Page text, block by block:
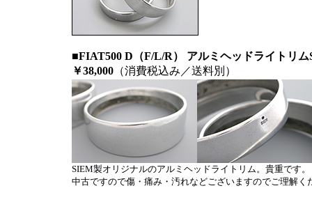
■FIAT500 D（F/L/R） アルミヘッドライトリ
￥38,000（消費税込み／送料別）
SIEM製オリジナルのアルミヘッドライトリム。貴重です。
中古ですので傷・痛み・汚れなどございますのでご理解く